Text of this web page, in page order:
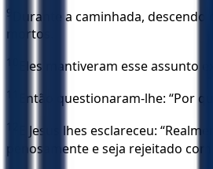
9
Durante a caminhada,
mortos.
10 Eles mantiveram esse assunto
11 Então questionaram-lhe: “Por
12
E Jesus lhes esclareceu:
penosamente e seja rejeitado